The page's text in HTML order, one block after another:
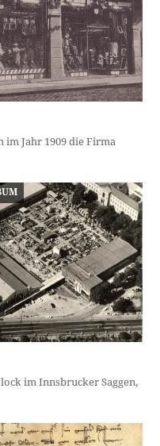
im Jahr 1909 die Firma
im Innsbrucker Saggen,